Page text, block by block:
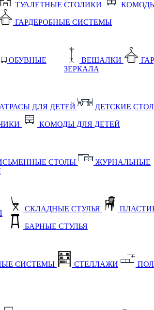
ТУАЛЕТНЫЕ СТОЛИКИ
ГАРДЕРОБНЫЕ СИСТЕМЫ
ОБУВНЫЕ
ВЕШАЛКИ
ЗЕРКАЛА
ДЛЯ ДЕТЕЙ ДЕТСКИЕ
КОМОДЫ ДЛЯ ДЕТЕЙ
СТОЛЫ
ЖУРНАЛЬНЫЕ
СКЛАДНЫЕ СТУЛЬЯ
БАРНЫЕ СТУЛЬЯ
СИСТЕМЫ СТЕЛЛАЖИ